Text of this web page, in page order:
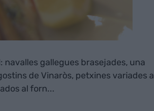
gallegues brasejades, una
de Vinaròs, petxines variades a
al forn...